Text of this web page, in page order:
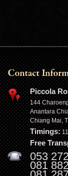
Piccola
144
Anantara
Chiang Mai,
Timings:
Free
053
081